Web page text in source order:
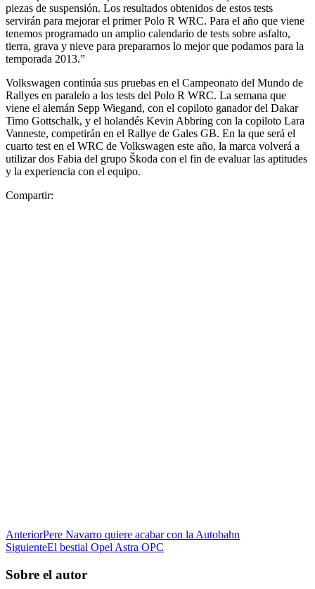
piezas de suspensión. Los resultados obtenidos de estos tests
servirán para mejorar el primer Polo R WRC. Para el año que viene
tenemos programado un amplio calendario de tests sobre asfalto,
tierra, grava y nieve para prepararnos lo mejor que podamos para la
temporada 2013.”
Volkswagen continúa sus pruebas en el Campeonato del Mundo de
Rallyes en paralelo a los tests del Polo R WRC. La semana que
viene el alemán Sepp Wiegand, con el copiloto ganador del Dakar
Timo Gottschalk, y el holandés Kevin Abbring con la copiloto Lara
Vanneste, competirán en el Rallye de Gales GB. En la que será el
cuarto test en el WRC de Volkswagen este año, la marca volverá a
utilizar dos Fabia del grupo Škoda con el fin de evaluar las aptitudes
y la experiencia con el equipo.
Compartir:
AnteriorPere Navarro quiere acabar con la Autobahn
SiguienteEl bestial Opel Astra OPC
Sobre el autor